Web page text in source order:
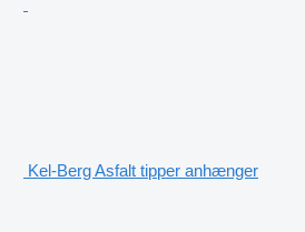
Kel-Berg Asfalt tipper anhænger